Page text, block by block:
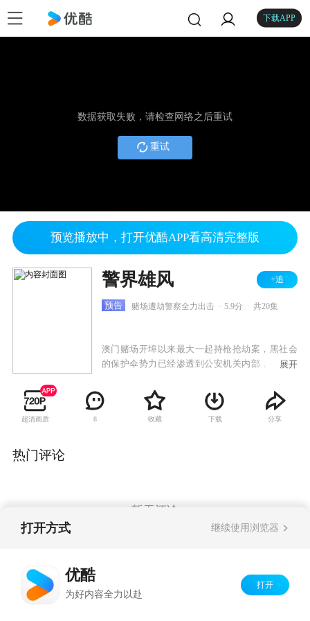
下载APP
数据获取失败，请检查网络之后重试
重试
预览播放中，打开优酷APP看高清完整版
警界雄风 +追
预告 赌场遭劫警察全力出击 5.9分 共20集
澳门赌场开埠以来最大一起持枪抢劫案，黑社会
的保护伞势力已经渗透到公安机关内部，劫匪神
展开
超清画质 8 收藏 下载 分享
热门评论
暂无评论
打开方式 继续使用浏览器
优酷
为好内容全力以赴
打开